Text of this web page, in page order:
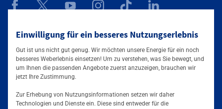
Einwilligung für ein besseres Nutzungserlebnis
Gut ist uns nicht gut genug. Wir möchten unsere Energie für ein noch
besseres Weberlebnis einsetzen! Um zu verstehen, was Sie bewegt, und
um Ihnen die passenden Angebote zuerst anzuzeigen, brauchen wir
jetzt Ihre Zustimmung.
Zur Erhebung von Nutzungsinformationen setzen wir daher
Technologien und Dienste ein. Diese sind entweder für die
Mainova App